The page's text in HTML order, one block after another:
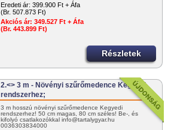
Eredeti ár: 399.900 Ft + Áfa
(Br. 507.873 Ft)
Akciós ár: 349.527 Ft + Áfa
(Br. 443.899 Ft)
Részletek
2.<> 3 m - Növényi szűrőmedence Kegyedi
rendszerhez;
3 m hosszú növényi szűrőmedence Kegyedi
rendszerhez! 50 cm magas, 80 cm széles! Be-, és
kifolyó csatlakozókkal info@tartalygyar.hu
0036303834000